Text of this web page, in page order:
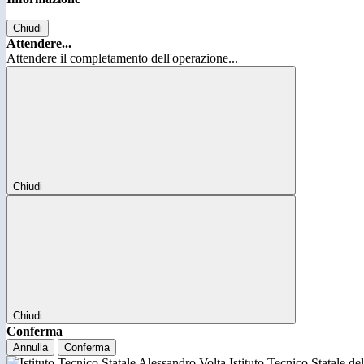
Chiudi
Attendere...
Attendere il completamento dell'operazione...
Chiudi
Chiudi
Conferma
Annulla Conferma